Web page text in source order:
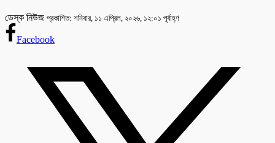
ডেস্ক নিউজ প্রকাশিত: শনিবার, ১১ এপ্রিল, ২০২৬, ১২:০১ পূর্বাহ্ণ
Facebook